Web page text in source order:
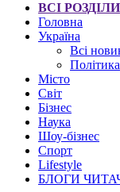
ВСІ РОЗДІЛИ
Головна
Україна
Всі
Політика
Місто
Світ
Бізнес
Наука
Шоу-бізнес
Спорт
Lifestyle
БЛОГИ